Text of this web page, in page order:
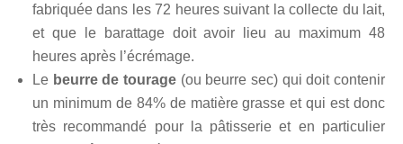
fabriquée dans les 72 heures suivant la collecte du lait,
et que le barattage doit avoir lieu au maximum 48
heures après l’écrémage.
Le beurre de tourage (ou beurre sec) qui doit contenir
un minimum de 84% de matière grasse et qui est donc
très recommandé pour la pâtisserie et en particulier